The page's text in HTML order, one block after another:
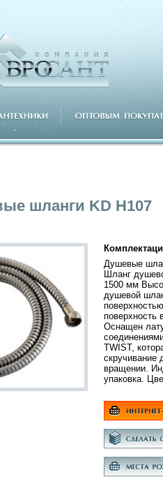
шланги KD H107
Душевые
Шланг
1500 мм
душевой
поверхность
Оснащен
TWIST,
скручивание
вращении.
упаковка.